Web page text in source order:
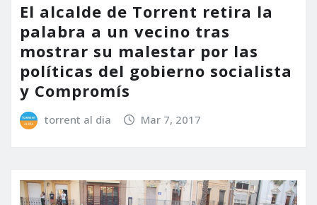
El alcalde de Torrent retira la
palabra a un vecino tras
mostrar su malestar por las
políticas del gobierno socialista
y Compromís
torrent al dia Mar 7, 2017